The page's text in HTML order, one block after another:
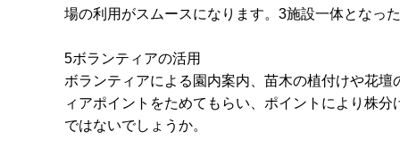
場の利用がスムースになります。3施設一体となっ
5ボランティアの活用
ボランティアによる園内案内、苗木の植付けや花
ィアポイントをためてもらい、ポイントにより株
ではないでしょうか。